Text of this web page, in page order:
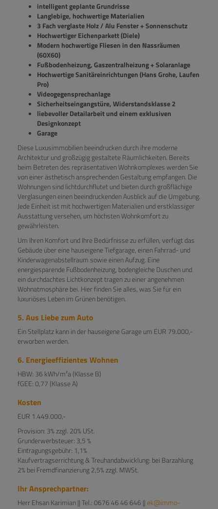
intelligent geplante Grundrisse
Langlebige, hochwertige Materialien
3 Fach verglaste Holz / Alu Fenster + Sonnenschutz
Hochwertiger Eichenparkett (Diele)
Modern hochwertige Fliesen in den Nassräumen
(60X60)
Fußbodenheizung, Gaszentralheizung + Solaranlage
Hochwertige Sanitäreinrichtungen (Hans Grohe, Laufen
Pro)
Videogegensprechanlage
Sicherheitseingangstüre, Widerstandsklasse 2
liebevoller Detailarbeit und einem exklusiven
Designkonzept
Garage
Diese Luxusimmobilien beeindrucken durch ihre moderne
Architektur und großzügig gestaltete Räumlichkeiten. Bereits
beim Betreten des repräsentativen Wohnkomplexes werden Sie
von einer ästhetisch ansprechenden Gestaltung empfangen. Die
Wohnungen sind lichtdurchflutet und bieten durch großflächige
Verglasungen einen beeindruckenden Ausblick auf die Umgebung.
Jede Einheit ist mit hochwertigen Materialien und erstklassiger
Ausstattung versehen, um höchsten Wohnkomfort zu
gewährleisten.
Um Ihren Komfort und Ihre Bedürfnisse zu erfüllen, verfügt das
Gebäude über eine hauseigene Tiefgarage, einen Fahrrad- und
Kinderwagenabstellraum sowie einen Aufzug. Eine
energiesparende Fußbodenheizung, bodengleiche Duschen und
ein durchdachtes Lichtkonzept tragen zu einer angenehmen
Wohnatmosphäre bei. Hier finden Sie alles, was Sie für ein
luxuriöses Leben im Grünen benötigen.
5. Aus Liebe zum Auto
Ein Stellplatz kann in der hauseigene Garage um EUR 79.000,-
erworben werden.
6. Energieeffizientes Wohnen
HBW: 36 kWh/m²a (Klasse B)
fGEE: 0,77 (Klasse A)
Kosten
EUR 1.449.000,-
Provision: 3% zzgl. 20% USt.
Grunderwerbsteuer: 3,5 %
Eintragungsgebühr: 1,1%
Kaufvertragserrichtung & Treuhandabwicklung: bei Barzahlung
2% bei Fremdfinanzierung 2,5% zzgl. MWSt.
Ihr Ansprechpartner:
Herr Ehsan Karimian || Tel.: 0676 46 46 646 ||ek@immo-